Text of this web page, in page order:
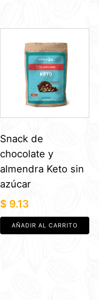
Snack de
chocolate y
almendra Keto sin
azúcar
$ 9.13
AÑADIR AL CARRITO